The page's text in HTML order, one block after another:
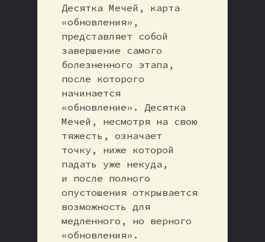
Десятка Мечей, карта
«обновления»,
представляет собой
завершение самого
болезненного этапа,
после которого
начинается
«обновление». Десятка
Мечей, несмотря на свою
тяжесть, означает
точку, ниже которой
падать уже некуда,
и после полного
опустошения открывается
возможность для
медленного, но верного
«обновления».